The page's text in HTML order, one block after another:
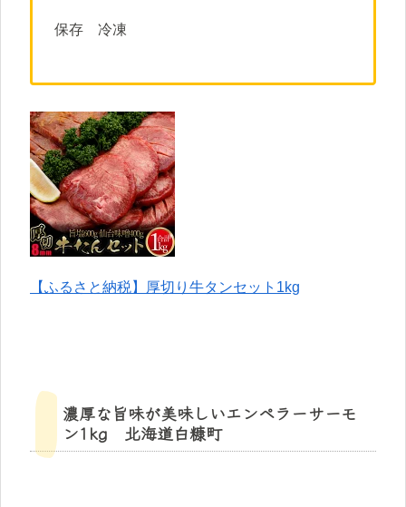
保存 冷凍
【ふるさと納税】厚切り牛タンセット1kg
濃厚な旨味が美味しいエンペラーサーモ
ン1kg 北海道白糠町